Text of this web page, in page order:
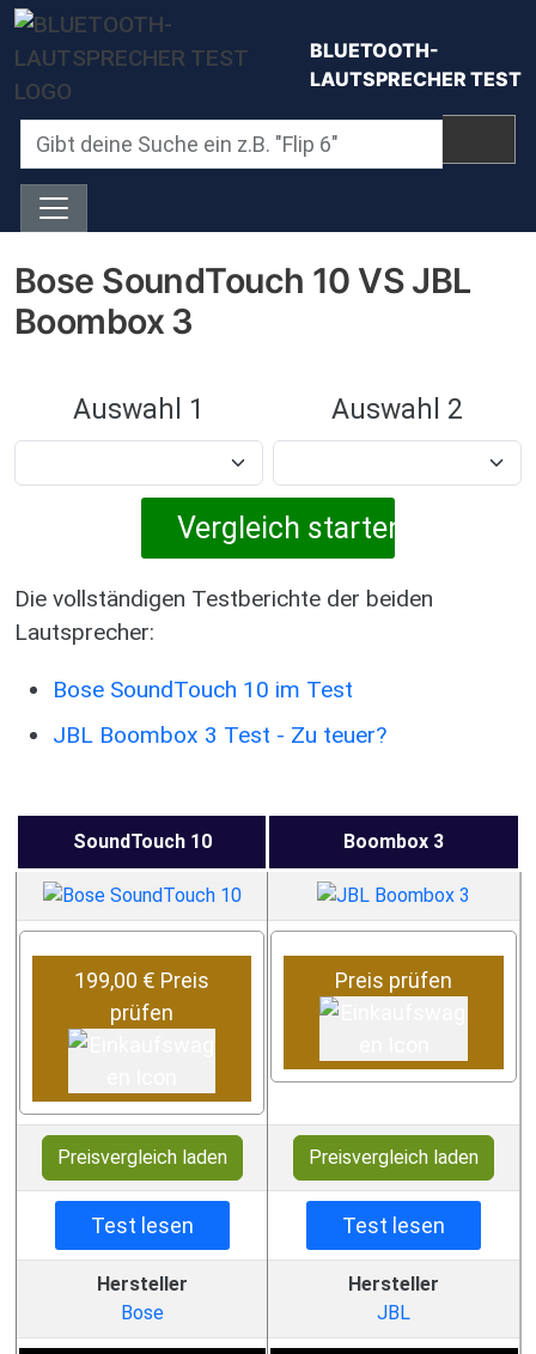
Direkt zum Inhalt
BLUETOOTH-
LAUTSPRECHER TEST
Bose SoundTouch 10 VS JBL
Boombox 3
Auswahl 1 Auswahl 2
Die vollständigen Testberichte der beiden
Lautsprecher:
Bose SoundTouch 10 im Test
JBL Boombox 3 Test - Zu teuer?
SoundTouch 10 Boombox 3
199,00 € Preis
prüfen
Preis prüfen
Preisvergleich laden Preisvergleich laden
Test lesen Test lesen
Hersteller
Bose
Hersteller
JBL